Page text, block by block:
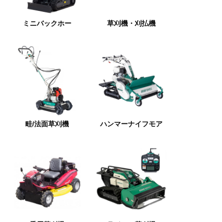
ミニバックホー 草刈機・刈払機
畦/法面草刈機 ハンマーナイフモア